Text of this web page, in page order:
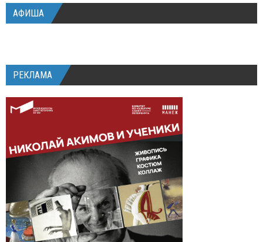
АФИША
РЕКЛАМА